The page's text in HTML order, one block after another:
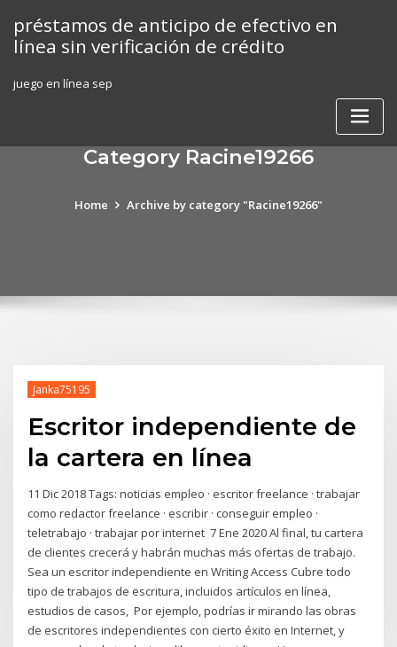
content
préstamos de anticipo de efectivo en
línea sin verificación de crédito
juego en línea sep
Category Racine19266
Home Archive by category "Racine19266"
Janka75195
Escritor independiente de
la cartera en línea
11 Dic 2018 Tags: noticias empleo · escritor freelance · trabajar
como redactor freelance · escribir · conseguir empleo ·
teletrabajo · trabajar por internet 7 Ene 2020 Al final, tu cartera
de clientes crecerá y habrán muchas más ofertas de trabajo.
Sea un escritor independiente en Writing Access Cubre todo
tipo de trabajos de escritura, incluidos artículos en línea,
estudios de casos, Por ejemplo, podrías ir mirando las obras
de escritores independientes con cierto éxito en Internet, y